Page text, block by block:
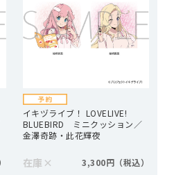
イキヅライブ！ LOVELIVE!
BLUEBIRD ミニクッション／
金澤奇跡・此花輝夜
在庫 × 3,300円